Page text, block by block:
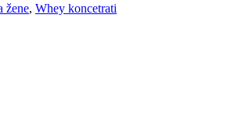
žene, Whey koncetrati